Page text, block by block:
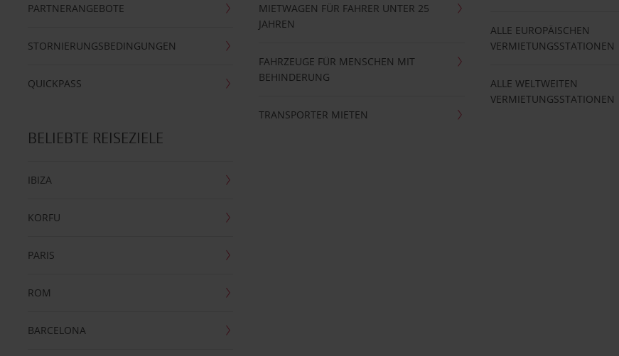
PARTNERANGEBOTE
STORNIERUNGSBEDINGUNGEN
QUICKPASS
MIETWAGEN FÜR FAHRER UNTER 25
JAHREN
FAHRZEUGE FÜR MENSCHEN MIT
BEHINDERUNG
TRANSPORTER MIETEN
ALLE EUROPÄISCHEN
VERMIETUNGSSTATIONEN
ALLE WELTWEITEN
VERMIETUNGSSTATIONEN
BELIEBTE REISEZIELE
IBIZA
KORFU
PARIS
ROM
BARCELONA